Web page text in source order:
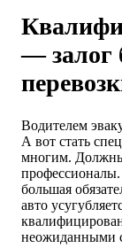
— залог
Водителем
А вот стать
многим. Должны
большая
авто
неожиданными